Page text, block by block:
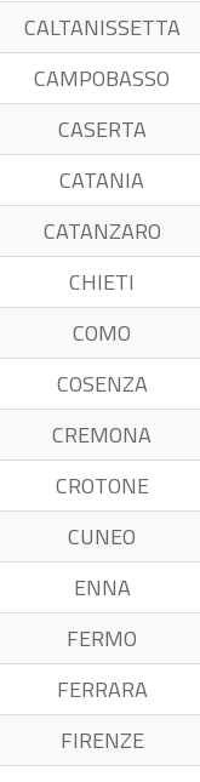
CALTANISSETTA
CAMPOBASSO
CASERTA
CATANIA
CATANZARO
CHIETI
COMO
COSENZA
CREMONA
CROTONE
CUNEO
ENNA
FERMO
FERRARA
FIRENZE